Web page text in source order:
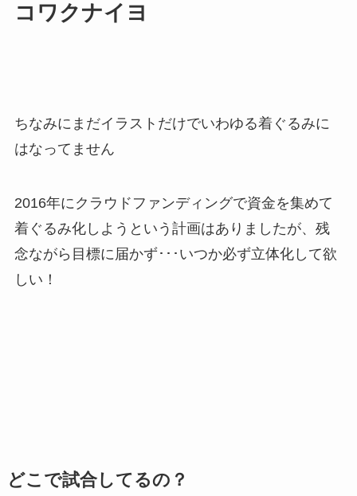
コワクナイヨ
ちなみにまだイラストだけでいわゆる着ぐるみに
はなってません
2016年にクラウドファンディングで資金を集めて
着ぐるみ化しようという計画はありましたが、残
念ながら目標に届かず･･･いつか必ず立体化して欲
しい！
どこで試合してるの？